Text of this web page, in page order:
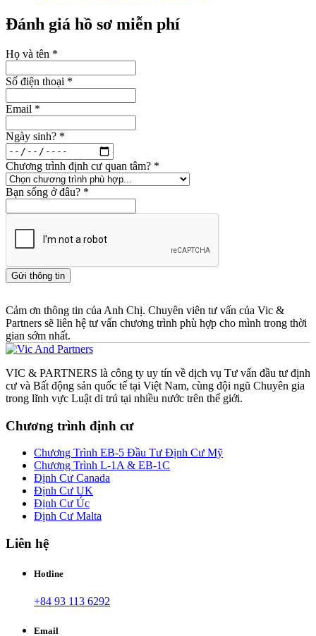
Đánh giá hồ sơ miễn phí
Họ và tên *
Số điện thoại *
Email *
Ngày sinh? *
Chương trình định cư quan tâm? *
Bạn sống ở đâu? *
Gửi thông tin
Cảm ơn thông tin của Anh Chị. Chuyên viên tư vấn của Vic &
Partners sẽ liên hệ tư vấn chương trình phù hợp cho mình trong thời
gian sớm nhất.
VIC & PARTNERS là công ty uy tín về dịch vụ Tư vấn đầu tư định
cư và Bất động sản quốc tế tại Việt Nam, cùng đội ngũ Chuyên gia
trong lĩnh vực Luật di trú tại nhiều nước trên thế giới.
Chương trình định cư
Chương Trình EB-5 Đầu Tư Định Cư Mỹ
Chương Trình L-1A & EB-1C
Định Cư Canada
Định Cư UK
Định Cư Úc
Định Cư Malta
Liên hệ
Hotline
+84 93 113 6292
Email